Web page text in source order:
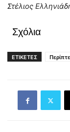
Στέλιος
Σχόλια
ΕΤΙΚΕΤΕΣ